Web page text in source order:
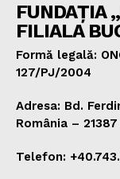
FUNDAȚIA
FILIALA
Formă legală:
127/PJ/2004
Adresa: Bd.
România – 21387
Telefon: